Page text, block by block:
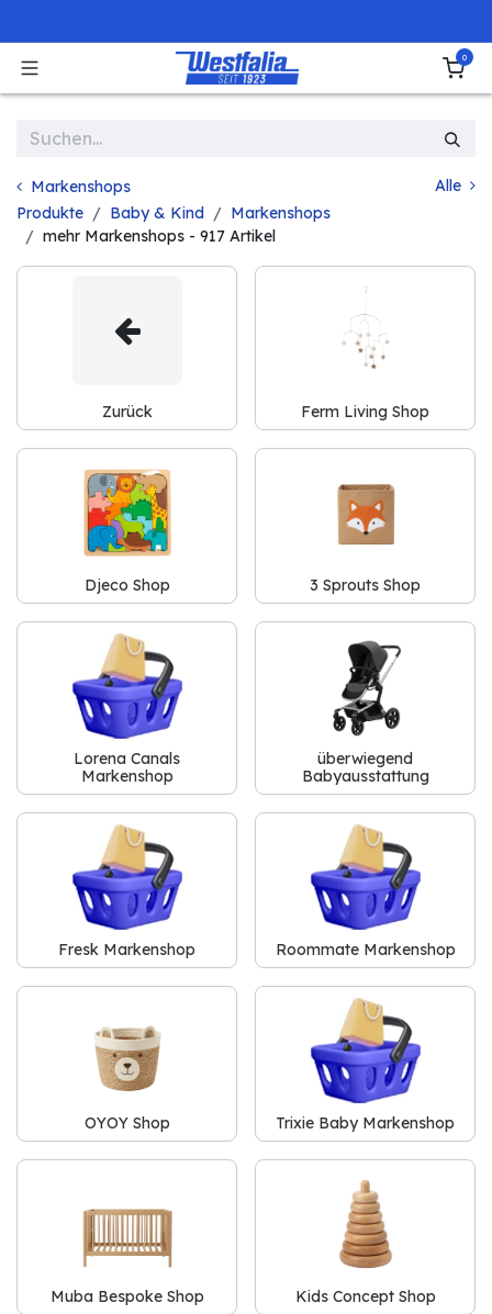
0
Markenshops
Alle
Produkte
Baby & Kind
Markenshops
mehr Markenshops - 917 Artikel
Zurück Ferm Living Shop
Djeco Shop 3 Sprouts Shop
Lorena Canals
Markenshop
überwiegend
Babyausstattung
Fresk Markenshop Roommate Markenshop
OYOY Shop Trixie Baby Markenshop
Muba Bespoke Shop Kids Concept Shop